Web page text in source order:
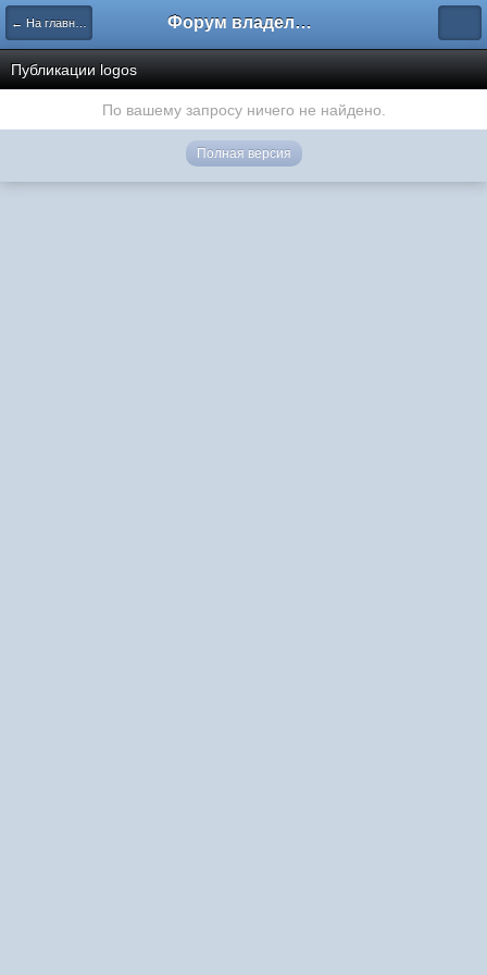
← На главную Форум владельцев интернет-магазинов
Публикации logos
По вашему запросу ничего не найдено.
Полная версия